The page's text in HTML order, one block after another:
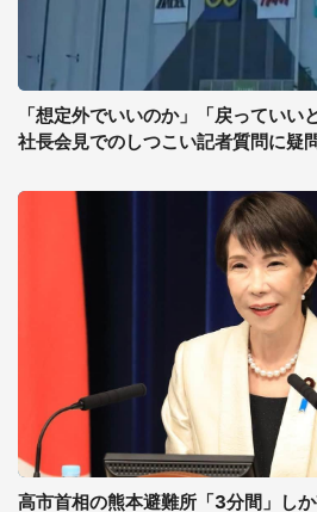
「想定外でいいのか」「戻っていい
社長会見でのしつこい記者質問に疑
高市首相の熊本避難所「3分間」し